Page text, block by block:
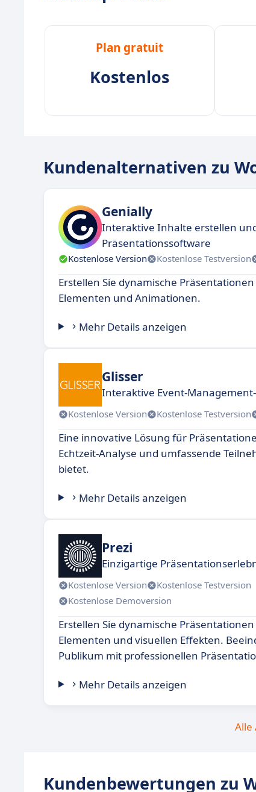
Plan gratuit
Kostenlos
Kundenalternativen zu
Genially
Interaktive Inhalte erstellen
Präsentationssoftware
Kostenlose Version Kostenlose Testversion
Erstellen Sie dynamische
Elementen und Animationen.
Mehr Details anzeigen
Glisser
Interaktive Event-
Kostenlose Version Kostenlose Testversion
Eine innovative Lösung für
Echtzeit-Analyse und umfassende
bietet.
Mehr Details anzeigen
Prezi
Einzigartige
Kostenlose Version
Kostenlose Testversion
Kostenlose Demoversion
Erstellen Sie dynamische
Elementen und visuellen Effekten.
Publikum mit professionellen
Mehr Details anzeigen
Alle
Kundenbewertungen zu